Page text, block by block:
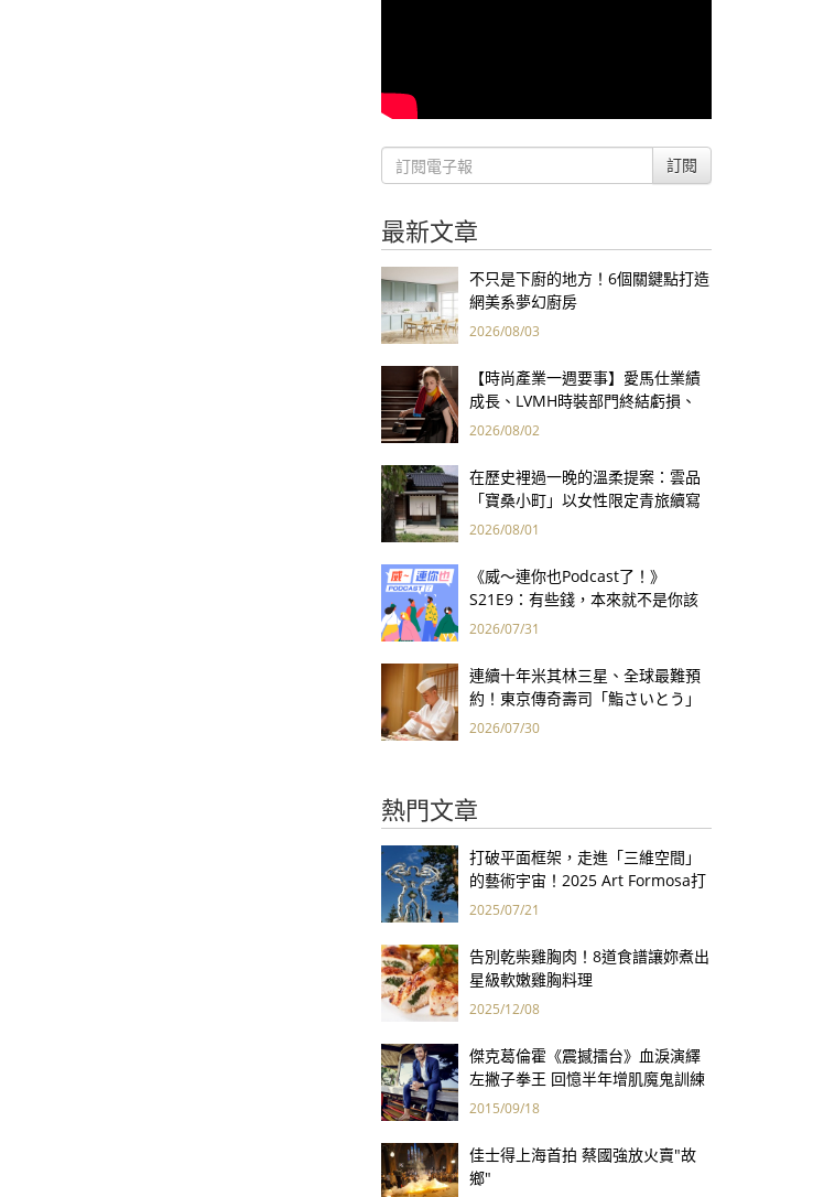
訂閱
最新文章
不只是下廚的地方！6個關鍵點打造
網美系夢幻廚房
2026/08/03
【時尚產業一週要事】愛馬仕業績
成長、LVMH時裝部門終結虧損、
Kering轉型策略初現成效、Prada
2026/08/02
在歷史裡過一晚的溫柔提案：雲品
「寶桑小町」以女性限定青旅續寫
台東老屋記憶
2026/08/01
《威～連你也Podcast了！》
S21E9：有些錢，本來就不是你該
賺的——讀《一個投機者的告白》
2026/07/31
連續十年米其林三星、全球最難預
約！東京傳奇壽司「鮨さいとう」
為何破例首度來台？
2026/07/30
熱門文章
打破平面框架，走進「三維空間」
的藝術宇宙！2025 Art Formosa打
開立體創作的大門
2025/07/21
告別乾柴雞胸肉！8道食譜讓妳煮出
星級軟嫩雞胸料理
2025/12/08
傑克葛倫霍《震撼擂台》血淚演繹
左撇子拳王 回憶半年增肌魔鬼訓練
「一輩子想到都怕」
2015/09/18
佳士得上海首拍 蔡國強放火賣"故
鄉"